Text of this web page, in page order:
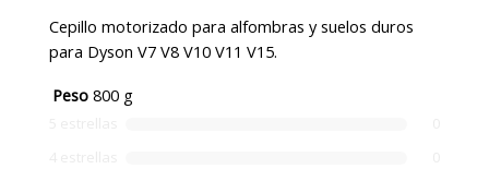
Cepillo motorizado para alfombras y suelos duros
para Dyson V7 V8 V10 V11 V15.
Peso 800 g